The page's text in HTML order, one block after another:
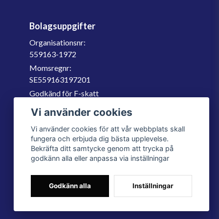
Bolagsuppgifter
Organisationsnr:
559163-1972
Momsregnr:
SE559163197201
Godkänd för F-skatt
060-566 800
Vi använder cookies
Vi använder cookies för att vår webbplats skall
fungera och erbjuda dig bästa upplevelse.
Bekräfta ditt samtycke genom att trycka på
godkänn alla eller anpassa via inställningar
Godkänn alla Inställningar